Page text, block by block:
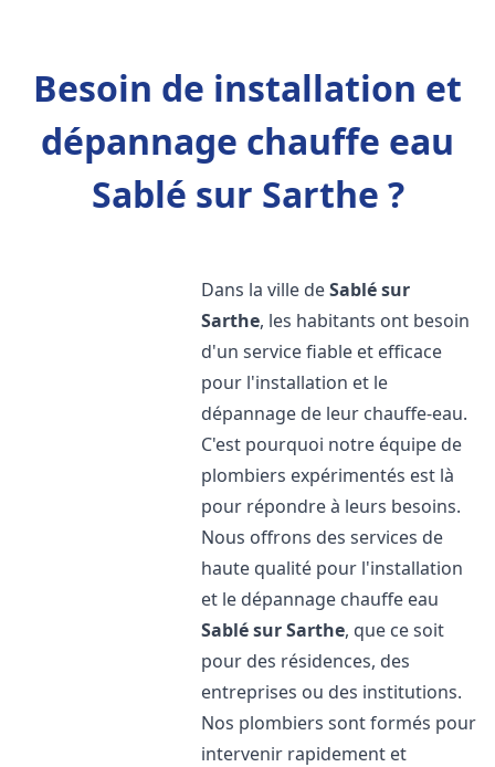
Besoin de installation et
dépannage chauffe eau
Sablé sur Sarthe ?
Dans la ville deSablé sur
Sarthe, les habitants ont besoin
d'un service fiable et efficace
pour l'installation et le
dépannage de leur chauffe-eau.
C'est pourquoi notre équipe de
plombiers expérimentés est là
pour répondre à leurs besoins.
Nous offrons des services de
haute qualité pour l'installation
et le dépannage chauffe eau
Sablé sur Sarthe, que ce soit
pour des résidences, des
entreprises ou des institutions.
Nos plombiers sont formés pour
intervenir rapidement et